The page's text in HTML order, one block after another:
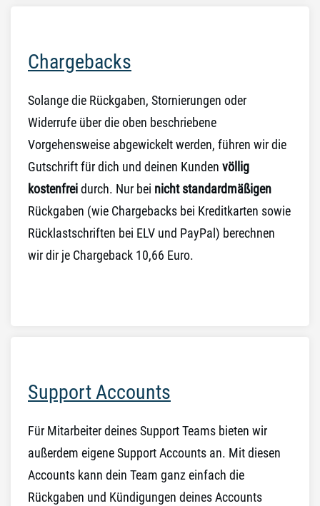
Chargebacks
Solange die Rückgaben, Stornierungen oder
Widerrufe über die oben beschriebene
Vorgehensweise abgewickelt werden, führen wir die
Gutschrift für dich und deinen Kunden völlig
kostenfreidurch. Nur bei nicht standardmäßigen
Rückgaben (wie Chargebacks bei Kreditkarten sowie
Rücklastschriften bei ELV und PayPal) berechnen
wir dir je Chargeback 10,66 Euro.
Support Accounts
Für Mitarbeiter deines Support Teams bieten wir
außerdem eigene Support Accounts an. Mit diesen
Accounts kann dein Team ganz einfach die
Rückgaben und Kündigungen deines Accounts